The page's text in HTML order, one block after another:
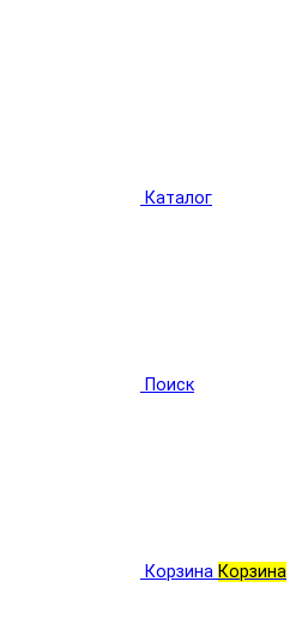
Каталог
Поиск
Корзина Корзина